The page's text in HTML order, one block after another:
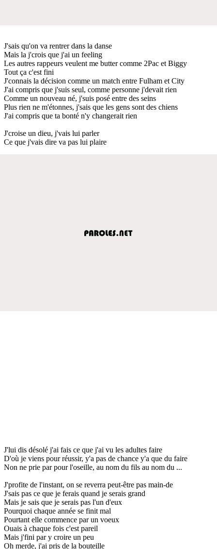
J'sais qu'on va rentrer dans la danse
Mais la j'crois que j'ai un feeling
Les autres rappeurs veulent me butter comme 2Pac et Biggy
Tout ça c'est fini
J'connais la décision comme un match entre Fulham et City
J'ai compris que j'suis seul, comme personne j'devait rien
Comme un nouveau né, j'suis posé entre des seins
Plus rien ne m'étonnes, j'sais que les gens sont des chiens
J'ai compris que ta bonté n'y changerait rien
J'croise un dieu, j'vais lui parler
Ce que j'vais dire va pas lui plaire
J'lui dis désolé j'ai fais ce que j'ai vu les adultes faire
D'où je viens pour réussir, y'a pas de chance y'a que du faire
Non ne prie par pour l'oseille, au nom du fils au nom du ...
J'profite de l'instant, on se reverra peut-être pas main-de
J'sais pas ce que je ferais quand je serais grand
Mais je sais que je serais pas l'un d'eux
Pourquoi chaque année se finit mal
Pourtant elle commence par un voeux
Ouais à chaque fois c'est pareil
Mais j'fini par y croire un peu
Oh merde, j'ai pris de la bouteille